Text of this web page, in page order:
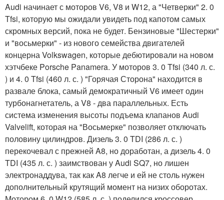
Audi начинает с моторов V6, V8 и W12, а "Четверки" 2. 0
Tfsi, которую мы ожидали увидеть под капотом самых
скромных версий, пока не будет. Бензиновые "Шестерки"
и "восьмерки" - из нового семейства двигателей
концерна Volkswagen, которые дебютировали на новом
хэтчбеке Porsche Panamera. У моторов 3. 0 Tfsi (340 л. с.
) и 4. 0 Tfsi (460 л. с. ) "Горячая Сторона" находится в
развале блока, самый демократичный V6 имеет один
турбонагнетатель, а V8 - два параллельных. Есть
система изменения высоты подъема клапанов Audi
Valvelift, которая на "Восьмерке" позволяет отключать
половину цилиндров. Дизель 3. 0 TDI (286 л. с. )
перекочевал с прежней A8, но доработан, а дизель 4. 0
TDI (435 л. с. ) заимствован у Audi SQ7, но лишен
электронаддува, так как A8 легче и ей не столь нужен
дополнительный крутящий момент на низих оборотах.